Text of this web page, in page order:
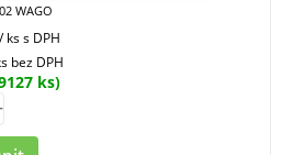
/ kss DPH
bez DPH
ks)
WAGO